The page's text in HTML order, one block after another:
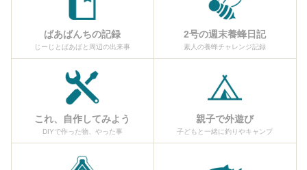
ばあばんちの記録
じーじとばあばと周辺の出来事
2号の週末養蜂日記
素人の養蜂チャレンジ記録
これ、自作してみよう
DIYで作った物、やった事
親子で外遊び
子どもと一緒に釣りやキャンプ